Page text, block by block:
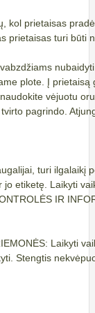
kol prietaisas
prietaisas turi
plote. Į
vėjuotu
pagrindo.
turi ilgalaikį
etiketę. Laikyti
IR
Laikyti
Stengtis